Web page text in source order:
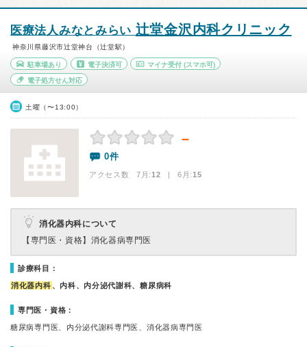
医療法人みなとみらい 辻堂金沢内科クリニック
神奈川県藤沢市辻堂神台（辻堂駅）
駐車場あり 電子決済可 マイナ受付 (スマホ可)
電子処方せん対応
土曜（〜13:00）
－
0件
アクセス数 7月:12 | 6月:15
消化器内科について
【専門医・資格】 消化器病専門医
診療科目：
消化器内科 、内科、内分泌代謝科、糖尿病科
専門医・資格：
糖尿病専門医、内分泌代謝科専門医、消化器病専門医